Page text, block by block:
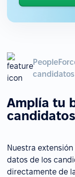
candidatos
Amplía tu
candidatos
Nuestra
datos de los
directamente de